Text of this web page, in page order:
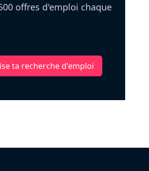
offres d'emploi chaque
ta recherche d'emploi